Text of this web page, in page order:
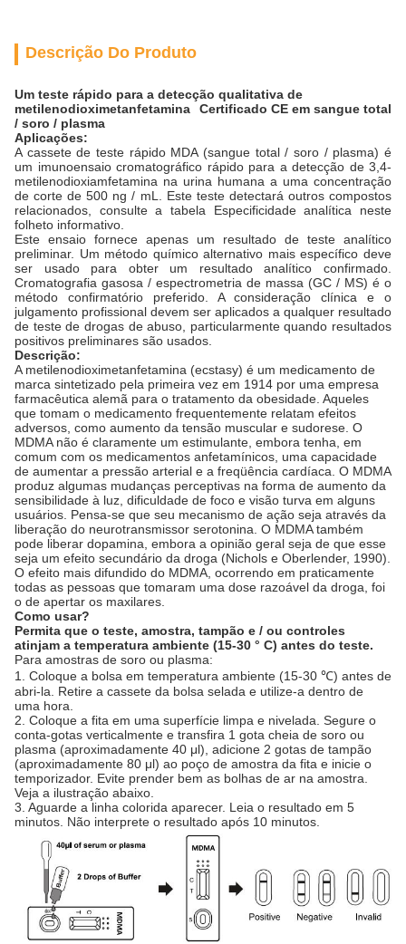
Descrição Do Produto
Um teste rápido para a detecção qualitativa de
metilenodioximetanfetamina
Certificado CE em sangue total
/ soro / plasma
Aplicações:
A cassete de teste rápido MDA (sangue total / soro / plasma) é
um imunoensaio cromatográfico rápido para a detecção de 3,4-
metilenodioxiamfetamina na urina humana a uma concentração
de corte de 500 ng / mL. Este teste detectará outros compostos
relacionados, consulte a tabela Especificidade analítica neste
folheto informativo.
Este ensaio fornece apenas um resultado de teste analítico
preliminar. Um método químico alternativo mais específico deve
ser usado para obter um resultado analítico confirmado.
Cromatografia gasosa / espectrometria de massa (GC / MS) é o
método confirmatório preferido. A consideração clínica e o
julgamento profissional devem ser aplicados a qualquer resultado
de teste de drogas de abuso, particularmente quando resultados
positivos preliminares são usados.
Descrição:
A metilenodioximetanfetamina (ecstasy) é um medicamento de
marca sintetizado pela primeira vez em 1914 por uma empresa
farmacêutica alemã para o tratamento da obesidade. Aqueles
que tomam o medicamento frequentemente relatam efeitos
adversos, como aumento da tensão muscular e sudorese. O
MDMA não é claramente um estimulante, embora tenha, em
comum com os medicamentos anfetamínicos, uma capacidade
de aumentar a pressão arterial e a freqüência cardíaca. O MDMA
produz algumas mudanças perceptivas na forma de aumento da
sensibilidade à luz, dificuldade de foco e visão turva em alguns
usuários. Pensa-se que seu mecanismo de ação seja através da
liberação do neurotransmissor serotonina. O MDMA também
pode liberar dopamina, embora a opinião geral seja de que esse
seja um efeito secundário da droga (Nichols e Oberlender, 1990).
O efeito mais difundido do MDMA, ocorrendo em praticamente
todas as pessoas que tomaram uma dose razoável da droga, foi
o de apertar os maxilares.
Como usar?
Permita que o teste, amostra, tampão e / ou controles
atinjam a temperatura ambiente (15-30 ° C) antes do teste.
Para amostras de soro ou plasma:
1. Coloque a bolsa em temperatura ambiente (15-30 ℃) antes de
abri-la. Retire a cassete da bolsa selada e utilize-a dentro de
uma hora.
2. Coloque a fita em uma superfície limpa e nivelada. Segure o
conta-gotas verticalmente e transfira 1 gota cheia de soro ou
plasma (aproximadamente 40 μl), adicione 2 gotas de tampão
(aproximadamente 80 μl) ao poço de amostra da fita e inicie o
temporizador. Evite prender bem as bolhas de ar na amostra.
Veja a ilustração abaixo.
3. Aguarde a linha colorida aparecer. Leia o resultado em 5
minutos. Não interprete o resultado após 10 minutos.